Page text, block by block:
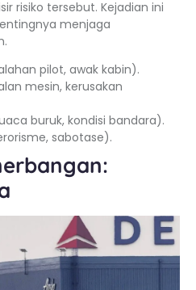
risiko tersebut. Kejadian ini
menjaga
pilot, awak kabin).
mesin, kerusakan
buruk, kondisi bandara).
sabotase).